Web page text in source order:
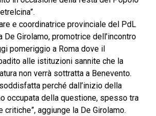
e coordinatrice provinciale del PdL
De Girolamo, promotrice dell’incontro
pomeriggio a Roma dove il
alle istituzioni sannite che la
non verrà sottratta a Benevento.
perché dall’inizio della
occupata della questione, spesso tra
aggiunge la De Girolamo.